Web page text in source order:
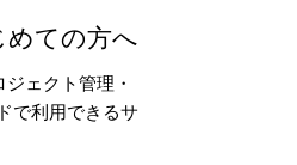
ての方へ
ェクト管理・
で利用できるサ